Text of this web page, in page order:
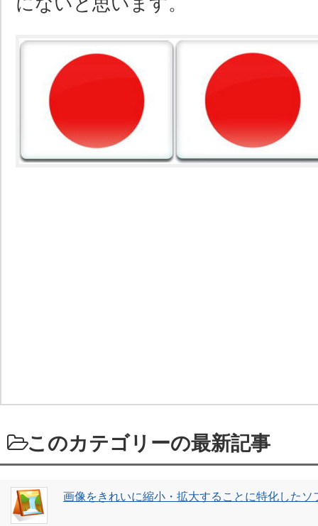
このカテゴリーの最新記事
画像をきれいに縮小・拡大することに特化したソ